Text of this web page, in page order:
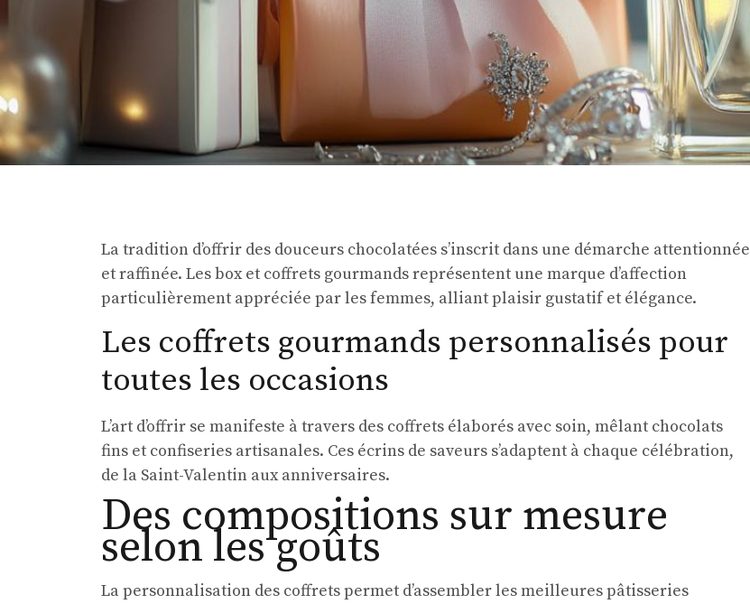
La tradition d’offrir des douceurs chocolatées s’inscrit dans une démarche attentionnée
et raffinée. Les box et coffrets gourmands représentent une marque d’affection
particulièrement appréciée par les femmes, alliant plaisir gustatif et élégance.
Les coffrets gourmands personnalisés pour
toutes les occasions
L’art d’offrir se manifeste à travers des coffrets élaborés avec soin, mêlant chocolats
fins et confiseries artisanales. Ces écrins de saveurs s’adaptent à chaque célébration,
de la Saint-Valentin aux anniversaires.
Des compositions sur mesure
selon les goûts
La personnalisation des coffrets permet d’assembler les meilleures pâtisseries